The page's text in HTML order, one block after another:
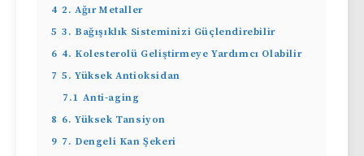
4 2. Ağır Metaller
5 3. Bağışıklık Sisteminizi Güçlendirebilir
6 4. Kolesterolü Geliştirmeye Yardımcı Olabilir
7 5. Yüksek Antioksidan
7.1 Anti-aging
8 6. Yüksek Tansiyon
9 7. Dengeli Kan Şekeri